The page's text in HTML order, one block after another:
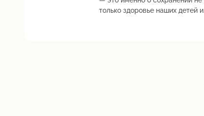
только здоровье наших детей и